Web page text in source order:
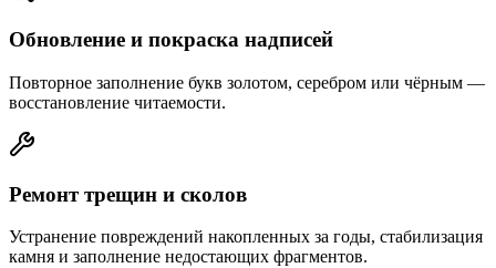
Обновление и покраска надписей
Повторное заполнение букв золотом, серебром или чёрным —
восстановление читаемости.
Ремонт трещин и сколов
Устранение повреждений накопленных за годы, стабилизация
камня и заполнение недостающих фрагментов.